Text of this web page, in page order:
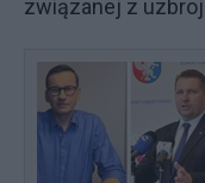
związanej z